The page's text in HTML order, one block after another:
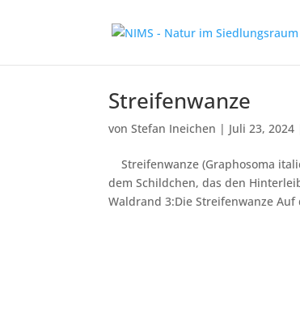
Streifenwanze
vonStefan Ineichen | Juli 23, 2024
Streifenwanze (Graphosoma
dem Schildchen, das den
Waldrand 3:Die Streifenwanze Auf